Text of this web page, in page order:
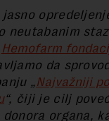
jasno
neutabanim
Hemofarm
da
„Najvažniji
“, čiji je cilj
donora organa,